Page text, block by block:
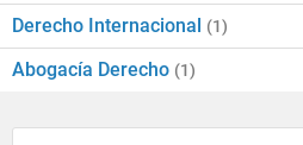
Derecho Internacional (1)
Abogacía Derecho (1)